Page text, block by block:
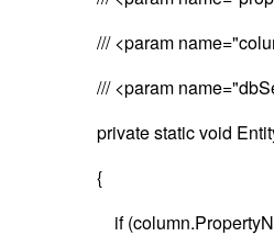
/// <param
/// <param
private static void
{
if